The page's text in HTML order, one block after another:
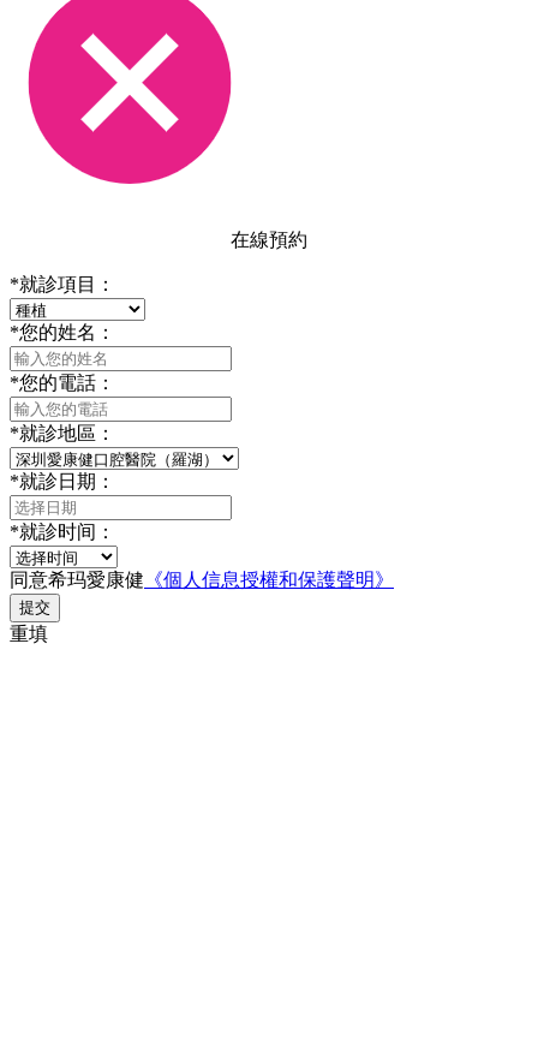
在線預約
*就診項目：
*您的姓名：
*您的電話：
*就診地區：
*就診日期：
*就診时间：
同意希玛愛康健 《個人信息授權和保護聲明》
提交
重填